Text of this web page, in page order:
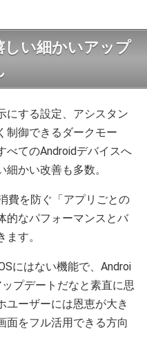
い細かいアップ
にする設定、アシスタン
制御できるダークモー
べてのAndroidデバイスへ
かい改善も多数。
費を防ぐ「アプリごとの
的なパフォーマンスとバ
す。
にはない機能で、Androi
プデートだなと素直に思
ユーザーには恩恵が大き
面をフル活用できる方向